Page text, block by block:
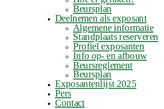
Beursplan
Deelnemen als exposant
Algemene informatie
Standplaats reserveren
Profiel exposanten
Info op- en afbouw
Beursreglement
Beursplan
Exposantenlijst 2025
Pers
Contact